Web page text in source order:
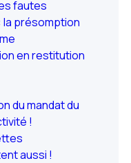
fautes
présomption
en restitution
du mandat du
!
aussi !